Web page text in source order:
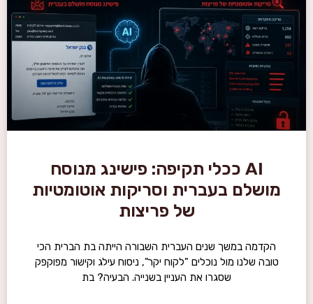
AI ככלי תקיפה: פישינג מנוסח
מושלם בעברית וסריקות אוטומטיות
של פריצות
הקדמה במשך שנים העברית השבורה הייתה בת הברית הכי
טובה שלנו מול נוכלים "לקוח יקר", ניסוח עילג וקישור מפוקפק
שסגרו את העניין בשנייה. הבעיה? בת